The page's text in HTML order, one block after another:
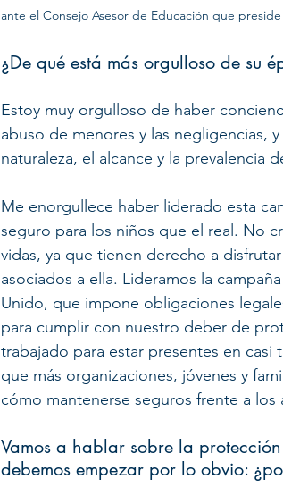
ante el Consejo Asesor de Educación que
¿De qué está más orgulloso de su
Estoy muy orgulloso de haber
abuso de menores y las negligencias,
naturaleza, el alcance y la prevalencia
Me enorgullece haber liderado esta
seguro para los niños que el real. No
vidas, ya que tienen derecho a
asociados a ella. Lideramos la
Unido, que impone obligaciones
para cumplir con nuestro deber de
trabajado para estar presentes en
que más organizaciones, jóvenes y
cómo mantenerse seguros frente a
Vamos a hablar sobre la
debemos empezar por lo obvio: